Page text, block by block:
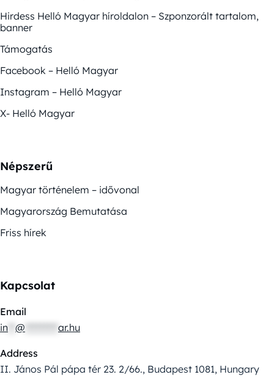
Hirdess Helló Magyar híroldalon – Szponzorált tartalom,
banner
Támogatás
Facebook – Helló Magyar
Instagram – Helló Magyar
X- Helló Magyar
Népszerű
Magyar történelem – idővonal
Magyarország Bemutatása
Friss hírek
Kapcsolat
Email
in @ ar.hu
Address
II. János Pál pápa tér 23. 2/66., Budapest 1081, Hungary